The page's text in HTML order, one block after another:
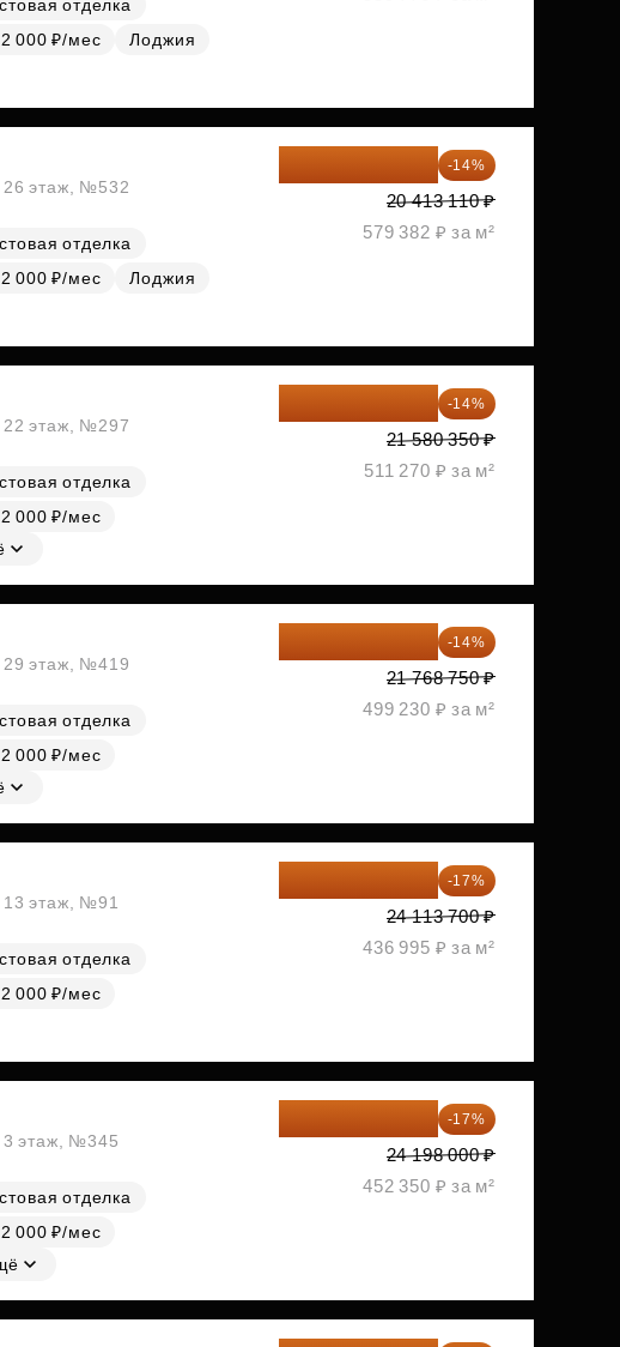
отделка
000 ₽/мес
Лоджия
26 этаж, №532
отделка
000 ₽/мес
Лоджия
-14%
20 413 110 ₽
579 382 ₽ за м²
22 этаж, №297
отделка
000 ₽/мес
-14%
21 580 350 ₽
511 270 ₽ за м²
29 этаж, №419
отделка
000 ₽/мес
-14%
21 768 750 ₽
499 230 ₽ за м²
13 этаж, №91
отделка
000 ₽/мес
-17%
24 113 700 ₽
436 995 ₽ за м²
3 этаж, №345
отделка
000 ₽/мес
-17%
24 198 000 ₽
452 350 ₽ за м²